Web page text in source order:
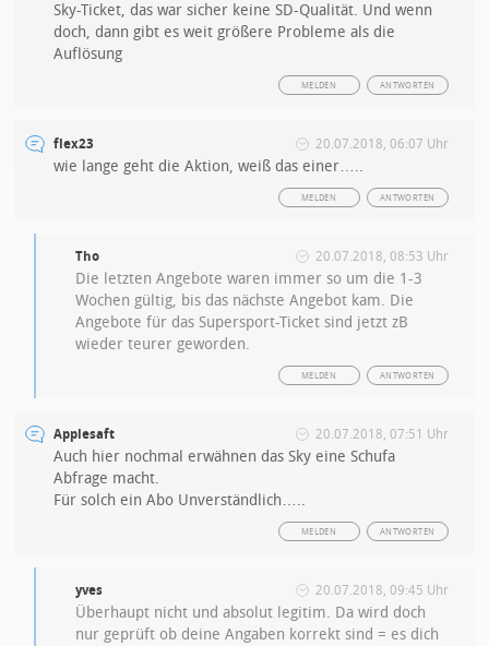
Sky-Ticket, das war sicher keine SD-Qualität. Und wenn
doch, dann gibt es weit größere Probleme als die
Auflösung
ANTWORTEN
MELDEN
flex23 20.07.2018, 06:07 Uhr
wie lange geht die Aktion, weiß das einer…..
ANTWORTEN
MELDEN
Tho 20.07.2018, 08:53 Uhr
Die letzten Angebote waren immer so um die 1-3
Wochen gültig, bis das nächste Angebot kam. Die
Angebote für das Supersport-Ticket sind jetzt zB
wieder teurer geworden.
ANTWORTEN
MELDEN
Applesaft 20.07.2018, 07:51 Uhr
Auch hier nochmal erwähnen das Sky eine Schufa
Abfrage macht.
Für solch ein Abo Unverständlich…..
ANTWORTEN
MELDEN
yves 20.07.2018, 09:45 Uhr
Überhaupt nicht und absolut legitim. Da wird doch
nur geprüft ob deine Angaben korrekt sind = es dich